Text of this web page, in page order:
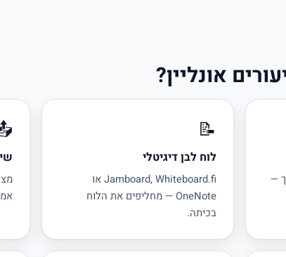
אונליין?
—
📝
לוח לבן דיגיטלי
Jamboard, Whiteboard.fi או
OneNote — מחליפים את הלוח
בכיתה.